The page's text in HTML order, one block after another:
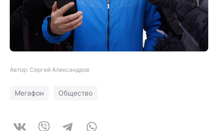
Автор: Сергей Александров
Мегафон Общество